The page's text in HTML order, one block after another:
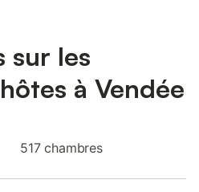
sur les
à Vendée
517 chambres